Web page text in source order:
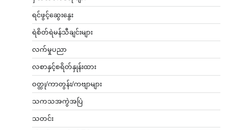
ရင်ဖွင့်ဆွေးနွေး
ရဲစိတ်ရဲမန်သီချင်းများ
လက်မှုပညာ
လစာနှင့်စရိတ်နှုန်းထား
ဝတ္ထု/ကာတွန်း/ကဗျာများ
သကသအကွဲအပြဲ
သတင်း